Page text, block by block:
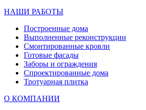
НАШИ РАБОТЫ
Построенные дома
Выполненные реконструкции
Смонтированные кровли
Готовые фасады
Заборы и ограждения
Спроектированные дома
Тротуарная плитка
О КОМПАНИИ